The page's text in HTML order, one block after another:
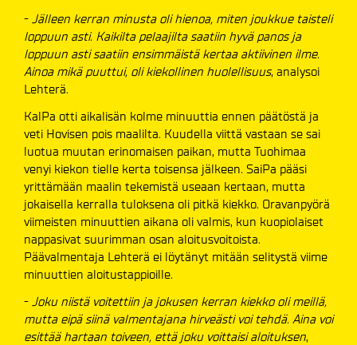
- Jälleen kerran minusta oli hienoa, miten joukkue taisteli
loppuun asti. Kaikilta pelaajilta saatiin hyvä panos ja
loppuun asti saatiin ensimmäistä kertaa aktiivinen ilme.
Ainoa mikä puuttui, oli kiekollinen huolellisuus, analysoi
Lehterä.
KalPa otti aikalisän kolme minuuttia ennen päätöstä ja
veti Hovisen pois maalilta. Kuudella viittä vastaan se sai
luotua muutan erinomaisen paikan, mutta Tuohimaa
venyi kiekon tielle kerta toisensa jälkeen. SaiPa pääsi
yrittämään maalin tekemistä useaan kertaan, mutta
jokaisella kerralla tuloksena oli pitkä kiekko. Oravanpyörä
viimeisten minuuttien aikana oli valmis, kun kuopiolaiset
nappasivat suurimman osan aloitusvoitoista.
Päävalmentaja Lehterä ei löytänyt mitään selitystä viime
minuuttien aloitustappioille.
- Joku niistä voitettiin ja jokusen kerran kiekko oli meillä,
mutta eipä siinä valmentajana hirveästi voi tehdä. Aina voi
esittää hartaan toiveen, että joku voittaisi aloituksen,